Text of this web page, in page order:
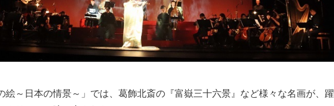
絵～日本の情景～」では、葛飾北斎の『富嶽三十六景』など様々な名画が、躍